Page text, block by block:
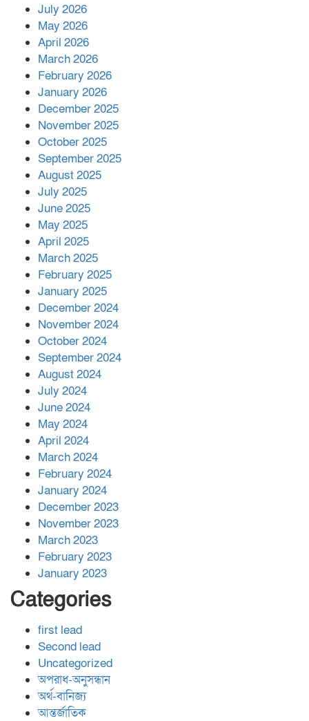
পর ফোন তারেক রহমানের,গ্যাস সঙ্কট
সহায়তা দিলেন সাচিং প্রু জেরী
July 2026
May 2026
April 2026
March 2026
February 2026
January 2026
December 2025
November 2025
October 2025
September 2025
August 2025
July 2025
June 2025
May 2025
April 2025
March 2025
February 2025
January 2025
December 2024
November 2024
October 2024
September 2024
August 2024
July 2024
June 2024
May 2024
April 2024
March 2024
February 2024
January 2024
December 2023
November 2023
March 2023
February 2023
January 2023
Categories
first lead
Second lead
Uncategorized
অপরাধ-অনুসন্ধান
অর্থ-বানিজ্য
আন্তর্জাতিক